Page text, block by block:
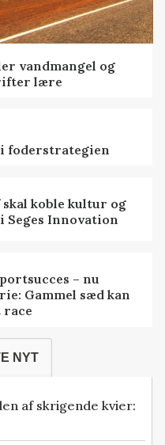
vandmangel og
lære
foderstrategien
skal koble kultur og
Innovation
– nu
Gammel sæd kan
race
NYT
af skrigende kvier: